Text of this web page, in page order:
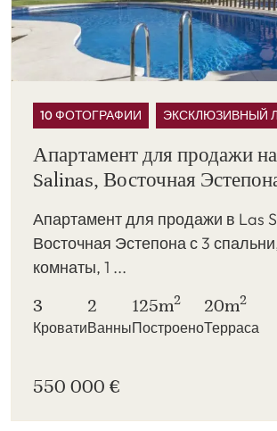
10 ФОТОГРАФИИ ЭКСКЛЮЗИВНЫЙ
Апартамент для продажи
Salinas, Восточная
Апартамент для продажи в Las
Восточная Эстепона с 3
комнаты, 1 ...
3
Кровати
2
Ванны
125m2
Построено
20m2
Терраса
550 000 €